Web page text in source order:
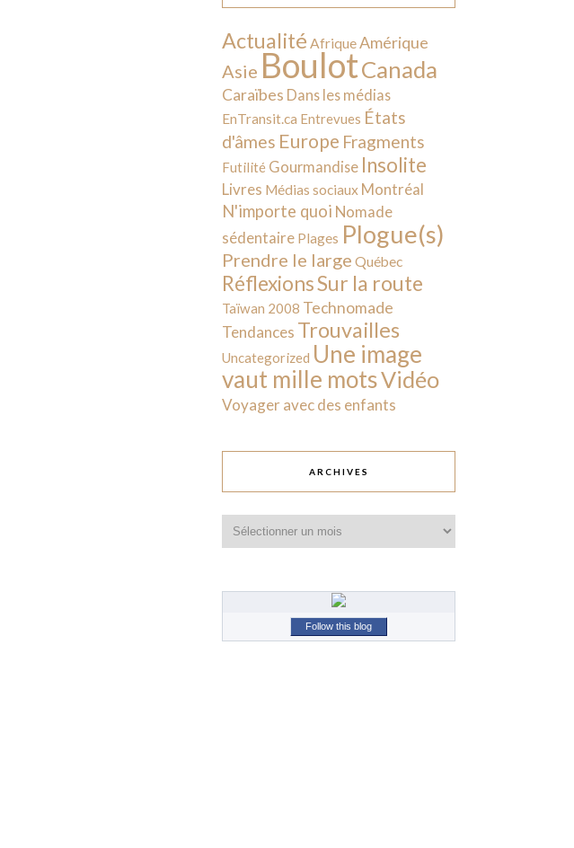
Actualité AfriqueAmérique
Asie BoulotCanada
Caraïbes Dans les médias
EnTransit.ca Entrevues États
d'âmes Europe Fragments
Futilité Gourmandise Insolite
Livres Médias sociaux Montréal
N'importe quoi Nomade
sédentaire Plages Plogue(s)
Prendre le large Québec
RéflexionsSur la route
Taïwan 2008 Technomade
Tendances Trouvailles
Uncategorized Une image
vaut mille motsVidéo
Voyager avec des enfants
ARCHIVES
Follow this blog